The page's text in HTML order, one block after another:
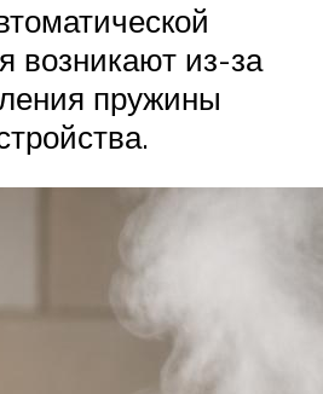
возникают из-за
пружины